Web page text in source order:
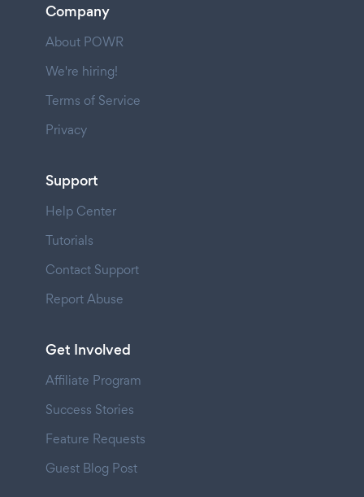
Company
About POWR
We're hiring!
Terms of Service
Privacy
Support
Help Center
Tutorials
Contact Support
Report Abuse
Get Involved
Affiliate Program
Success Stories
Feature Requests
Guest Blog Post